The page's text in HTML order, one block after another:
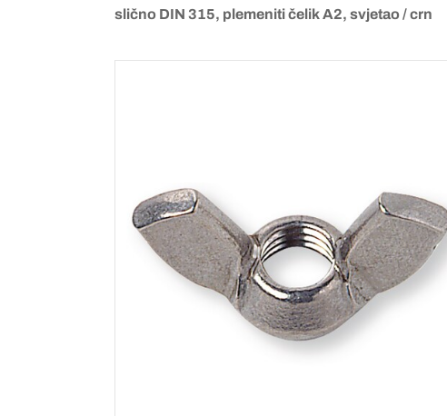
slično DIN 315, plemeniti čelik A2, svjetao / crn